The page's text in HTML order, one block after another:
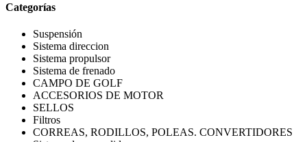
Categorías
Suspensión
Sistema direccion
Sistema propulsor
Sistema de frenado
CAMPO DE GOLF
ACCESORIOS DE MOTOR
SELLOS
Filtros
CORREAS, RODILLOS, POLEAS. CONVERTIDORES